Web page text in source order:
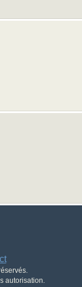
autorisation.